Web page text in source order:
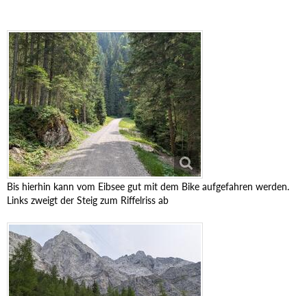
Bis hierhin kann vom Eibsee gut mit dem Bike aufgefahren werden.
Links zweigt der Steig zum Riffelriss ab